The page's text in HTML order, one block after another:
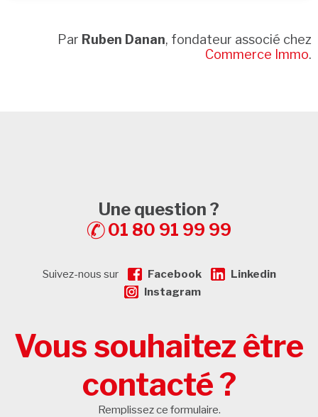
Par Ruben Danan, fondateur associé chez
Commerce Immo.
Une question ?
01 80 91 99 99
Suivez-nous sur Facebook
Linkedin
Instagram
Vous souhaitez être
contacté ?
Remplissez ce formulaire.